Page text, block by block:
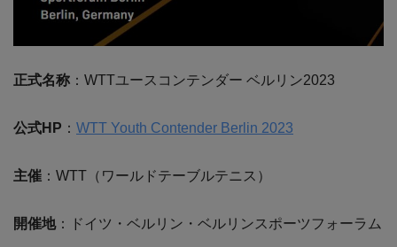
正式名称 ：WTTユースコンテンダー ベルリン2023
公式HP ： WTT Youth Contender Berlin 2023
主催 ：WTT（ワールドテーブルテニス）
開催地：ドイツ・ベルリン・ベルリンスポーツフォーラム